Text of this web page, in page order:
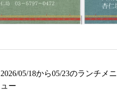
2026/05/18から05/23のランチメニ
ュー